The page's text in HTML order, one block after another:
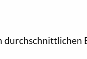
durchschnittlichen